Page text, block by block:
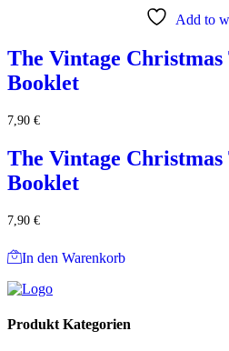
Add to
The Vintage
Booklet
7,90 €
The Vintage
Booklet
7,90 €
In den Warenkorb
Produkt Kategorien